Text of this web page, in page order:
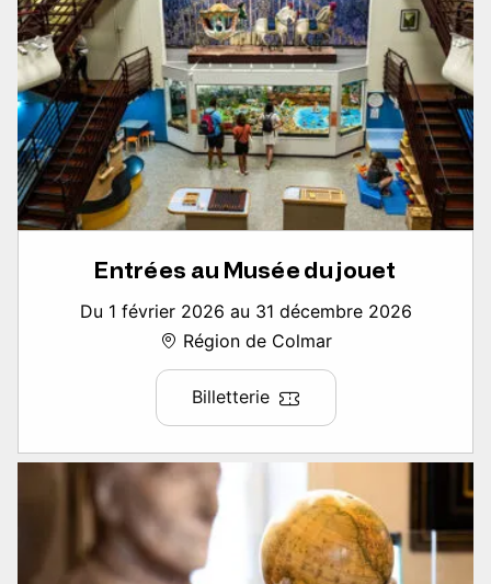
Entrées au Musée du jouet
Du 1 février 2026 au 31 décembre 2026
Région de Colmar
Billetterie